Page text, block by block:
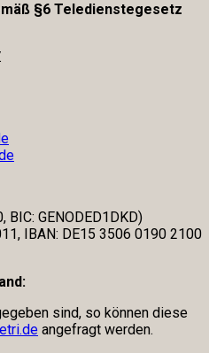
§6 Teledienstegesetz
BIC: GENODED1DKD)
IBAN: DE15 3506 0190 2100
sind, so können diese
angefragt werden.